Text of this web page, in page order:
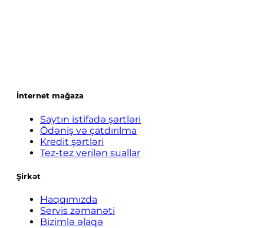
İnternet mağaza
Saytın istifadə şərtləri
Ödəniş və çatdırılma
Kredit şərtləri
Tez-tez verilən suallar
Şirkət
Haqqımızda
Servis zəmanəti
Bizimlə əlaqə